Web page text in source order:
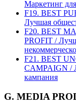
Маркетинг
F19. BEST
Лучшая
F20. BEST
PROFIT /
F21. BEST
CAMPAIGN /
кампания
G. MEDIA